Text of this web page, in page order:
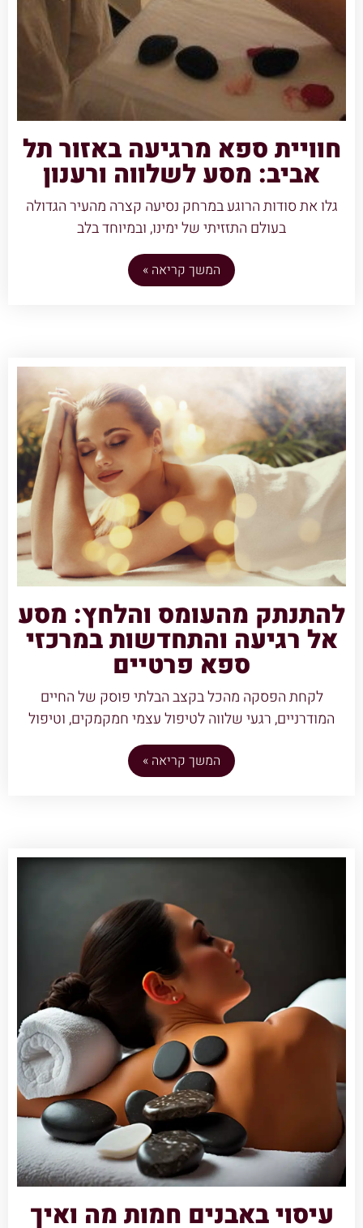
חוויית ספא מרגיעה באזור תל
אביב: מסע לשלווה ורענון
גלו את סודות הרוגע במרחק נסיעה קצרה מהעיר הגדולה
בעולם התזזיתי של ימינו, ובמיוחד בלב
המשך קריאה »
להתנתק מהעומס והלחץ: מסע
אל רגיעה והתחדשות במרכזי
ספא פרטיים
לקחת הפסקה מהכל בקצב הבלתי פוסק של החיים
המודרניים, רגעי שלווה לטיפול עצמי חמקמקים, וטיפול
המשך קריאה »
עיסוי באבנים חמות מה ואיך